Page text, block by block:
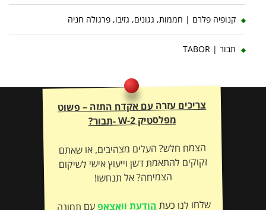
קנופיה פלרם | חממות, גגונים, גזיבו, פרגולה חניה
תבור | TABOR
צריכים עזרה עם אקדח התזה – פשוט
מפלסטיק W-2 -תבור?
הצמח חלש? העלים מצהיבים, או שאתם
זקוקים להתאמת דשן וייעוץ אישי לשיקום
הצמיחה? אל תנחשו!
שלחו לנו כעתהודעת וואצאפעם תמונה
– ונתאים לכם את הטיפול המדויק לשיקום